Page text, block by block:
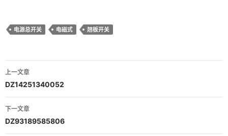
电源总开关 电磁式 翘板开关
文
章
导
航
上一文章
DZ14251340052
下一文章
DZ93189585806